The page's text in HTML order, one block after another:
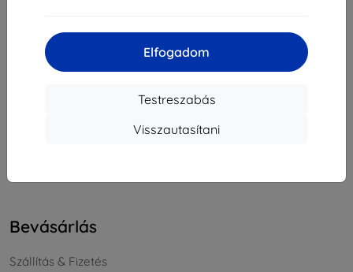
Elfogadom
Testreszabás
Visszautasítani
info@top4mobile.eu
Bevásárlás
Szállítás & Fizetés